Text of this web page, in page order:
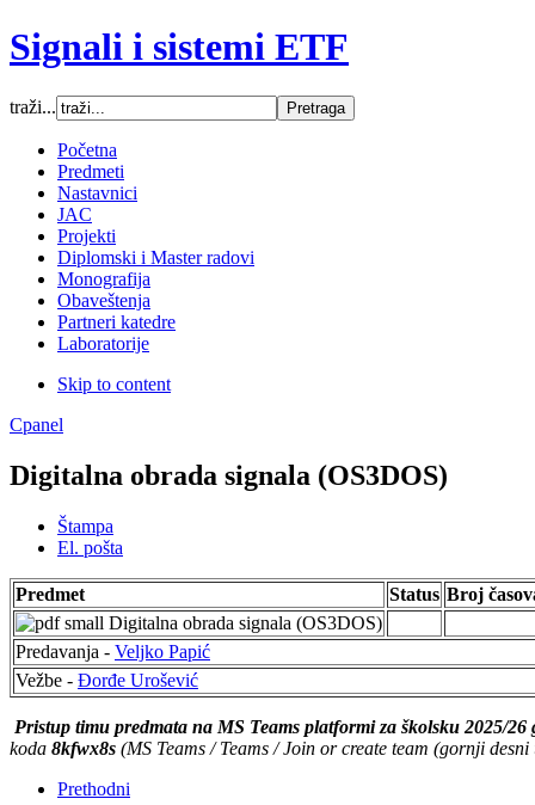
Signali i sistemi ETF
traži...
Početna
Predmeti
Nastavnici
JAC
Projekti
Diplomski i Master radovi
Monografija
Obaveštenja
Partneri katedre
Laboratorije
Skip to content
Increase font size
Decrease font size
Default font size
SCREEN
Wide (default)
Fluid
Cpanel
Digitalna obrada signala (OS3DOS)
Štampa
El. pošta
Predmet Status Broj
Digitalna obrada signala (OS3DOS)
Predavanja - Veljko Papić
Vežbe - Đorđe Urošević
Pristup timu predmata na MS Teams platformi za školsku 2025/26
koda 8kfwx8s (MS Teams / Teams / Join or create team (gornji
Prethodni